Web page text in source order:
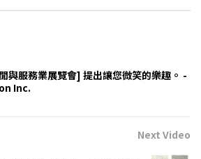
與服務業展覽會] 提出讓您微笑的樂趣。 -
Inc.
Next Video